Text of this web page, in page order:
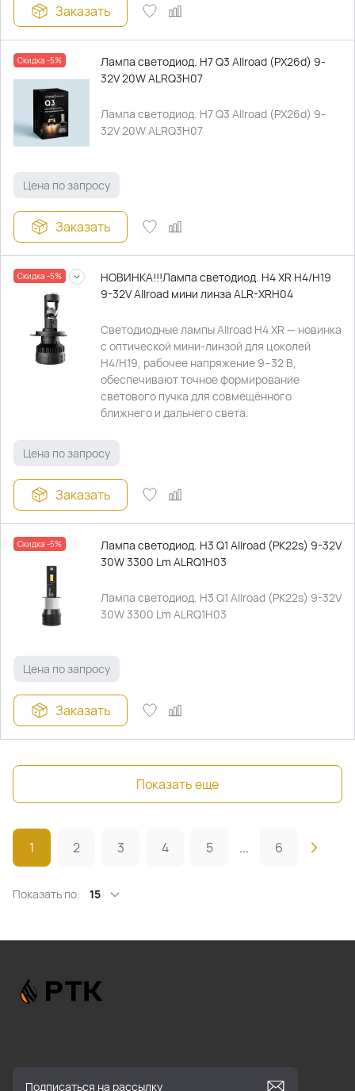
Заказать
Скидка -5%
Лампа светодиод. H7 Q3 Allroad (PX26d) 9-
32V 20W ALRQ3H07
Лампа светодиод. H7 Q3 Allroad (PX26d) 9-
32V 20W ALRQ3H07
Цена по запросу
Заказать
Скидка -5%
НОВИНКА!!!Лампа светодиод. H4 XR H4/H19
9-32V Allroad мини линза ALR-XRH04
Светодиодные лампы Allroad H4 XR — новинка
с оптической мини-линзой для цоколей
H4/H19, рабочее напряжение 9–32 В,
обеспечивают точное формирование
светового пучка для совмещённого
ближнего и дальнего света.
Цена по запросу
Заказать
Скидка -5%
Лампа светодиод. H3 Q1 Allroad (PK22s) 9-32V
30W 3300 Lm ALRQ1H03
Лампа светодиод. H3 Q1 Allroad (PK22s) 9-32V
30W 3300 Lm ALRQ1H03
Цена по запросу
Заказать
Показать еще
1 2 3 4 5 ... 6
Показать по: 15